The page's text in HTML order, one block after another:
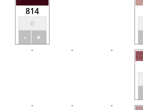
814
- +
- - -
- - -